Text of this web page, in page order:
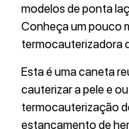
modelos de ponta
Conheça um pouco
termocauterizadora
Esta é uma caneta
cauterizar a pele e
termocauterização
estancamento de